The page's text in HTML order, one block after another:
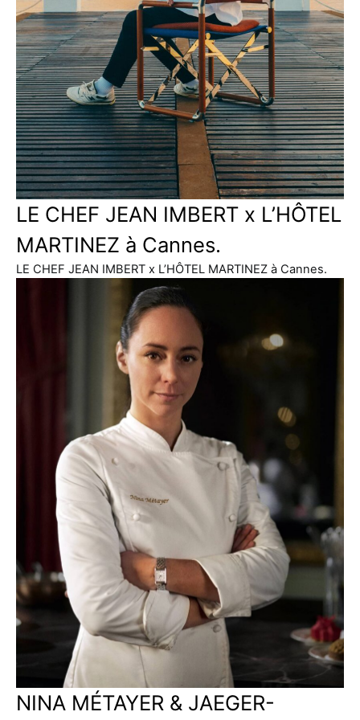
LE CHEF JEAN IMBERT x L’HÔTEL
MARTINEZ à Cannes.
LE CHEF JEAN IMBERT x L’HÔTEL MARTINEZ à Cannes.
NINA MÉTAYER & JAEGER-